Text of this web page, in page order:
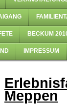
BECKUM
IMPRESSUM
Meppen